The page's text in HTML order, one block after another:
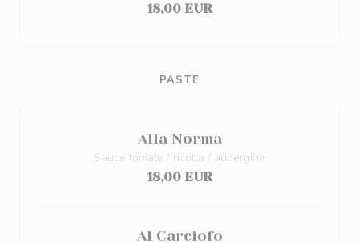
18,00 EUR
PASTE
Alla Norma
Sauce tomate / ricotta / aubergine
18,00 EUR
Al Carciofo